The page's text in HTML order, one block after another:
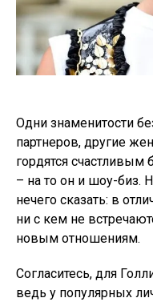
Одни знаменитости
партнеров, другие
гордятся счастливым
– на то он и шоу-биз.
нечего сказать: в
ни с кем не
новым отношениям.
Согласитесь, для
ведь у популярных